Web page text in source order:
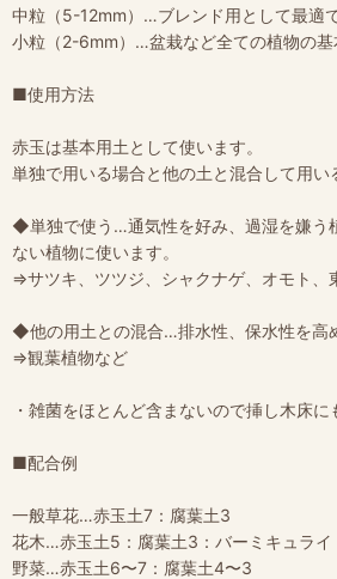
中粒（5-12mm）…ブレンド用として最適
小粒（2-6mm）…盆栽など全ての植物の基
■使用方法
赤玉は基本用土として使います。
単独で用いる場合と他の土と混合して用い
◆単独で使う…通気性を好み、過湿を嫌う
ない植物に使います。
⇒サツキ、ツツジ、シャクナゲ、オモト、
◆他の用土との混合…排水性、保水性を高
⇒観葉植物など
・雑菌をほとんど含まないので挿し木床に
■配合例
一般草花…赤玉土7：腐葉土3
花木…赤玉土5：腐葉土3：バーミキュライ
野菜…赤玉土6〜7：腐葉土4〜3